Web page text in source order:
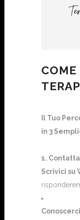
Il Tuo
in 3
1.
Scrivici su